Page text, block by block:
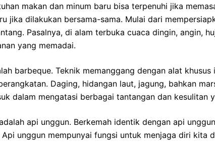
makan dan minum baru bisa terpenuhi jika
jika dilakukan bersama-sama. Mulai dari
Pasalnya, di alam terbuka cuaca dingin, angin,
yang memadai.
barbeque. Teknik memanggang dengan alat
Daging, hidangan laut, jagung, bahkan
dalam mengatasi berbagai tantangan dan kesulitan
api unggun. Berkemah identik dengan api
unggun mempunyai fungsi untuk menjaga diri kita